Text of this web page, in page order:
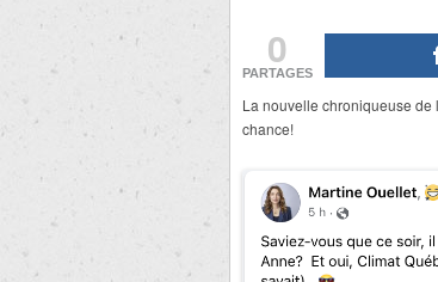
0
PARTAGES
La nouvelle chroniqueuse de
chance!